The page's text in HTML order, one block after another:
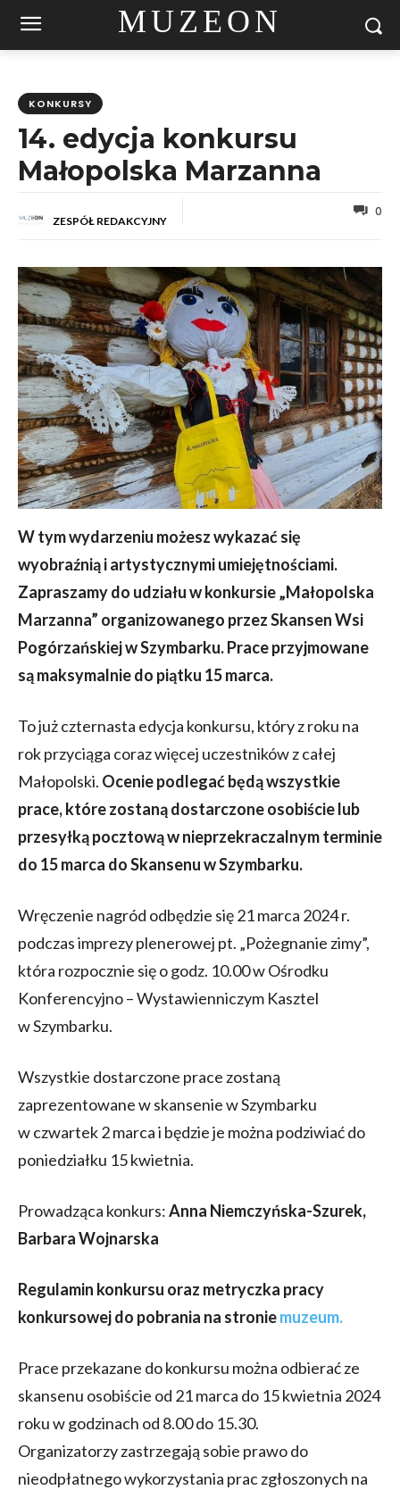
MUZEON
KONKURSY
14. edycja konkursu
Małopolska Marzanna
ZESPÓŁ REDAKCYJNY
0
W tym wydarzeniu możesz wykazać się
wyobraźnią i artystycznymi umiejętnościami.
Zapraszamy do udziału w konkursie „Małopolska
Marzanna” organizowanego przez Skansen Wsi
Pogórzańskiej w Szymbarku. Prace przyjmowane
są maksymalnie do piątku 15 marca.
To już czternasta edycja konkursu, który z roku na
rok przyciąga coraz więcej uczestników z całej
Małopolski. Ocenie podlegać będą wszystkie
prace, które zostaną dostarczone osobiście lub
przesyłką pocztową w nieprzekraczalnym terminie
do 15 marca do Skansenu w Szymbarku.
Wręczenie nagród odbędzie się 21 marca 2024 r.
podczas imprezy plenerowej pt. „Pożegnanie zimy”,
która rozpocznie się o godz. 10.00 w Ośrodku
Konferencyjno – Wystawienniczym Kasztel
w Szymbarku.
Wszystkie dostarczone prace zostaną
zaprezentowane w skansenie w Szymbarku
w czwartek 2 marca i będzie je można podziwiać do
poniedziałku 15 kwietnia.
Prowadząca konkurs:Anna Niemczyńska-Szurek,
Barbara Wojnarska
Regulamin konkursu oraz metryczka pracy
konkursowej do pobrania na stroniemuzeum.
Prace przekazane do konkursu można odbierać ze
skansenu osobiście od 21 marca do 15 kwietnia 2024
roku w godzinach od 8.00 do 15.30.
Organizatorzy zastrzegają sobie prawo do
nieodpłatnego wykorzystania prac zgłoszonych na